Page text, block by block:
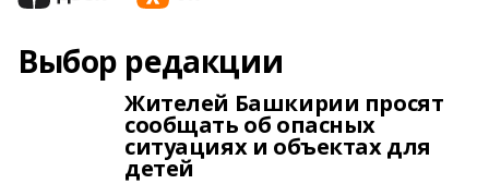
Выбор редакции
Жителей Башкирии просят
сообщать об опасных
ситуациях и объектах для
детей